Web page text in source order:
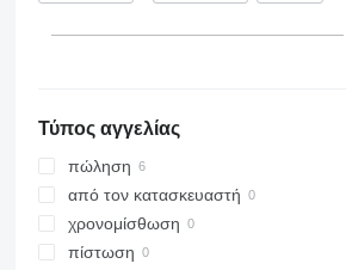
Τύπος αγγελίας
πώληση
από τον κατασκευαστή
χρονομίσθωση
πίστωση